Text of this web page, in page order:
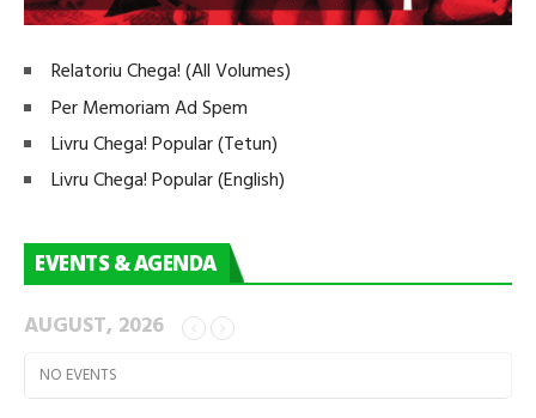
Relatoriu Chega! (All Volumes)
Per Memoriam Ad Spem
Livru Chega! Popular (Tetun)
Livru Chega! Popular (English)
EVENTS & AGENDA
AUGUST, 2026
NO EVENTS